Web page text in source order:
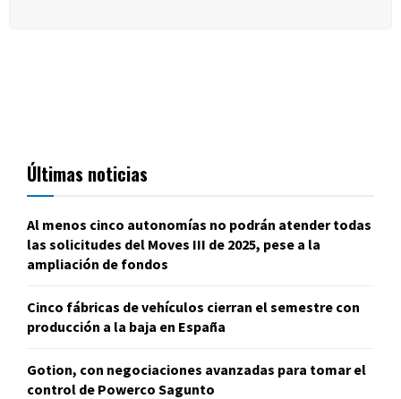
Últimas noticias
Al menos cinco autonomías no podrán atender todas
las solicitudes del Moves III de 2025, pese a la
ampliación de fondos
Cinco fábricas de vehículos cierran el semestre con
producción a la baja en España
Gotion, con negociaciones avanzadas para tomar el
control de Powerco Sagunto